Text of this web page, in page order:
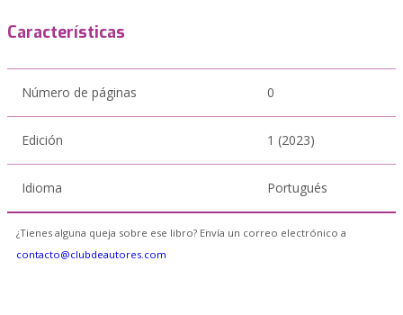
Características
Número de páginas 0
Edición 1 (2023)
Idioma Portugués
¿Tienes alguna queja sobre ese libro? Envía un correo electrónico a
contacto@clubdeautores.com